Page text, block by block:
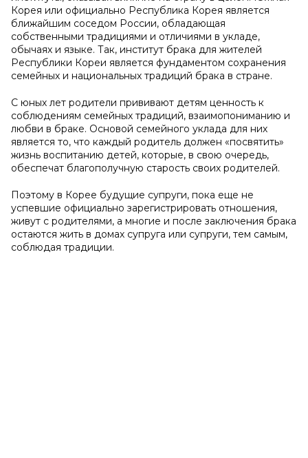
Корея или официально Республика Корея является
ближайшим соседом России, обладающая
собственными традициями и отличиями в укладе,
обычаях и языке. Так, институт брака для жителей
Республики Кореи является фундаментом сохранения
семейных и национальных традиций брака в стране.
С юных лет родители прививают детям ценность к
соблюдениям семейных традиций, взаимопониманию и
любви в браке. Основой семейного уклада для них
является то, что каждый родитель должен «посвятить»
жизнь воспитанию детей, которые, в свою очередь,
обеспечат благополучную старость своих родителей.
Поэтому в Корее будущие супруги, пока еще не
успевшие официально зарегистрировать отношения,
живут с родителями, а многие и после заключения брака
остаются жить в домах супруга или супруги, тем самым,
соблюдая традиции.